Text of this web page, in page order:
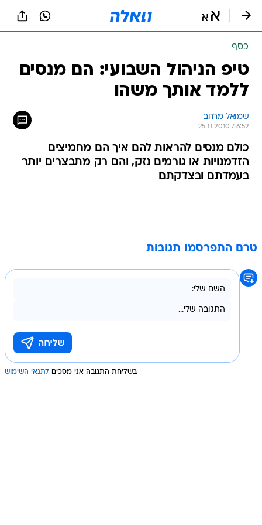
כסף
טיפ הניהול השבועי: הם מנסים
ללמד אותך משהו
שמואל מרחב
25.11.2010 / 6:52
כולם מנסים להראות להם איך הם מחמיצים
הזדמנויות או גורמים נזק, והם רק מתבצרים יותר
בעמדתם ובצדקתם
טרם התפרסמו תגובות
בשליחת התגובה אני מסכים לתנאי השימוש